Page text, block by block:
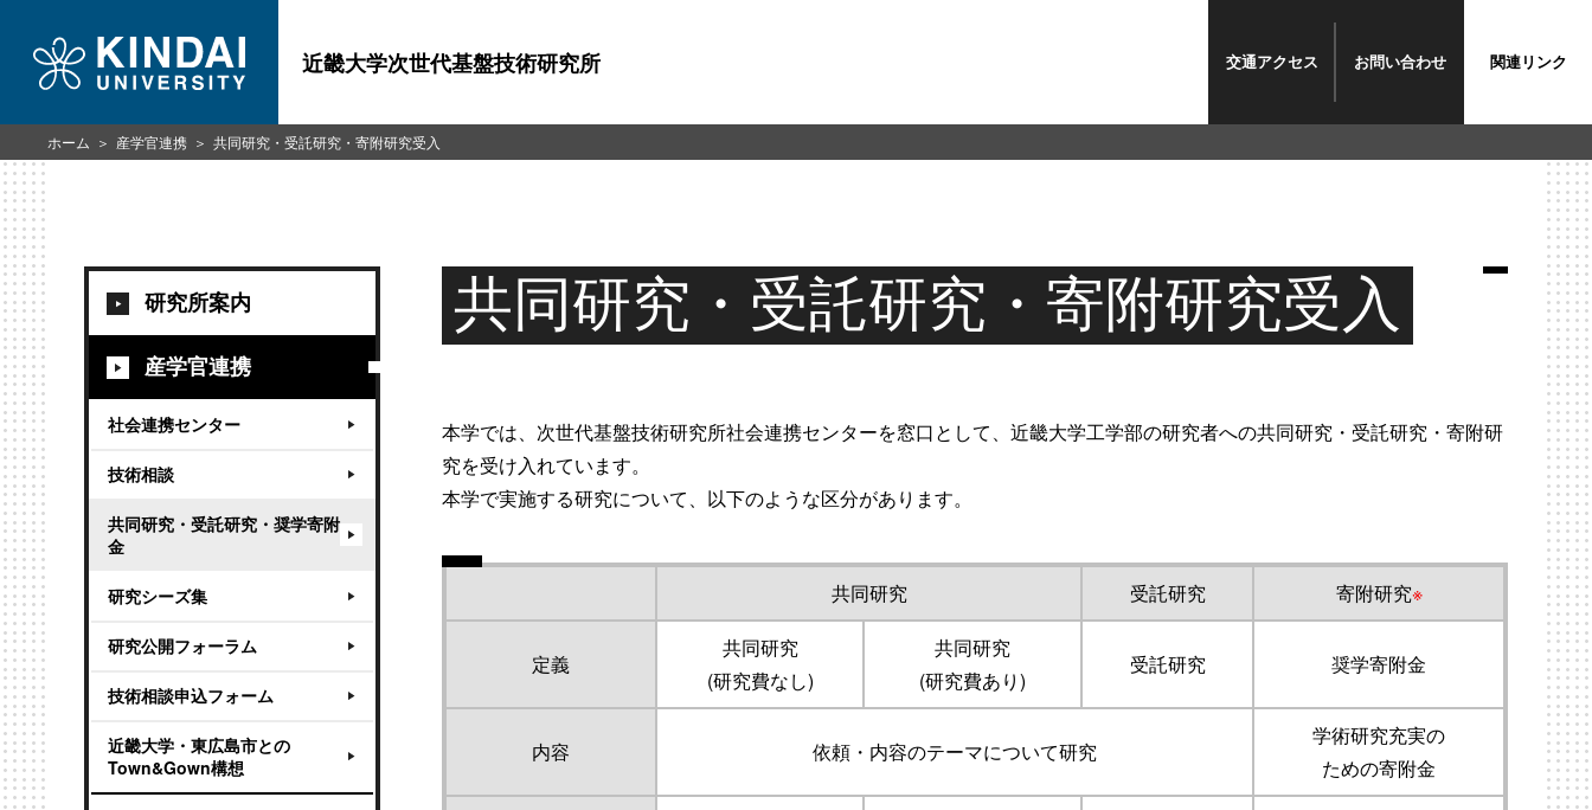
近畿大学次世代基盤技術研究所 交通アクセス お問い合わせ 関連リンク
研究所案内
産学官連携
社会連携センター
技術相談
共同研究・受託研究・奨学寄附
金
研究シーズ集
研究公開フォーラム
技術相談申込フォーム
近畿大学・東広島市との
Town&Gown構想
共同研究・受託研究・寄附研究受入
本学では、次世代基盤技術研究所社会連携センターを窓口として、近畿大学工学部の研究者への共同研究・受託研究・寄附研
究を受け入れています。
本学で実施する研究について、以下のような区分があります。
共同研究 受託研究 寄附研究※
定義
共同研究
(研究費なし)
共同研究
(研究費あり)
受託研究 奨学寄附金
内容 依頼・内容のテーマについて研究
学術研究充実の
ための寄附金
ホーム 産学官連携 共同研究・受託研究・寄附研究受入